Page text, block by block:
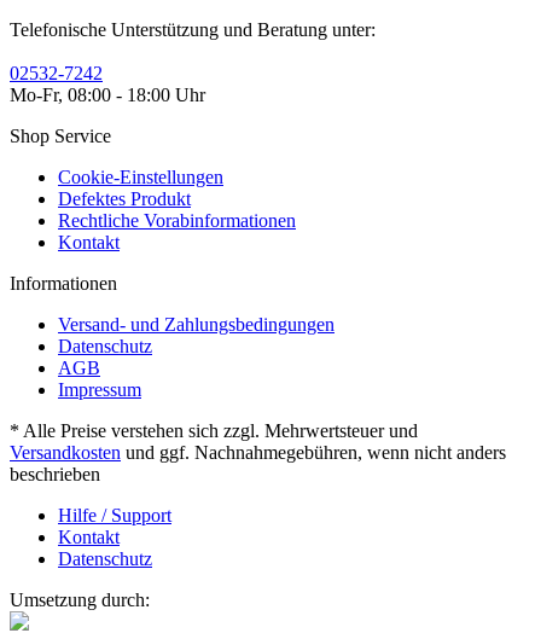
Telefonische Unterstützung und Beratung unter:
02532-7242
Mo-Fr, 08:00 - 18:00 Uhr
Shop Service
Cookie-Einstellungen
Defektes Produkt
Rechtliche Vorabinformationen
Kontakt
Informationen
Versand- und Zahlungsbedingungen
Datenschutz
AGB
Impressum
* Alle Preise verstehen sich zzgl. Mehrwertsteuer und
Versandkosten und ggf. Nachnahmegebühren, wenn nicht anders
beschrieben
Hilfe / Support
Kontakt
Datenschutz
Umsetzung durch: